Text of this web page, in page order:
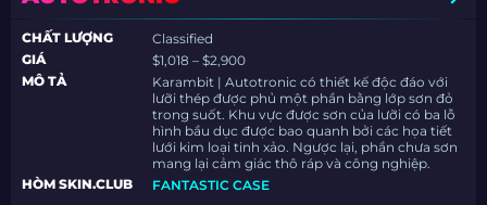
CHẤT LƯỢNG
Classified
GIÁ
$1,018 – $2,900
MÔ TẢ
Karambit | Autotronic có thiết kế độc đáo với
lưỡi thép được phủ một phần bằng lớp sơn đỏ
trong suốt. Khu vực được sơn của lưỡi có ba lỗ
hình bầu dục được bao quanh bởi các họa tiết
lưới kim loại tinh xảo. Ngược lại, phần chưa sơn
mang lại cảm giác thô ráp và công nghiệp.
HÒM SKIN.CLUB
FANTASTIC CASE